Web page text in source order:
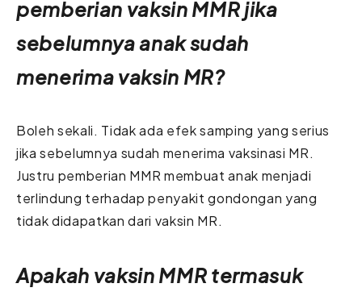
pemberian vaksin MMR jika
sebelumnya anak sudah
menerima vaksin MR?
Boleh sekali. Tidak ada efek samping yang serius
jika sebelumnya sudah menerima vaksinasi MR.
Justru pemberian MMR membuat anak menjadi
terlindung terhadap penyakit gondongan yang
tidak didapatkan dari vaksin MR.
Apakah vaksin MMR termasuk